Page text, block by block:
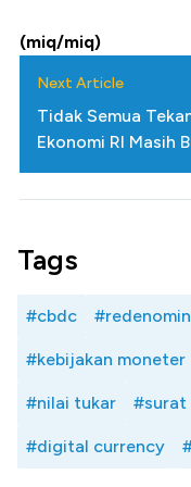
(miq/miq)
Next Article
Tidak Semua
Ekonomi RI Masih
Tags
#cbdc
#kebijakan moneter
#nilai tukar #surat
#digital currency